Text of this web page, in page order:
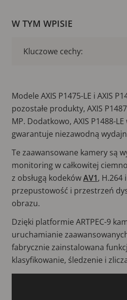
W TYM WPISIE
Kluczowe cechy:
Modele AXIS P1475-LE i AXIS
pozostałe produkty, AXIS
MP. Dodatkowo, AXIS P1488-
gwarantuje niezawodną
Te zaawansowane kamery są
monitoring w całkowitej
z obsługą kodekówAV1, H.264
przepustowość i przestrzeń
obrazu.
Dzięki platformie ARTPEC-9
uruchamianie
fabrycznie zainstalowana
klasyfikowanie, śledzenie i